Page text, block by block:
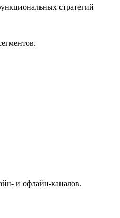
стратегий
и офлайн‑каналов.